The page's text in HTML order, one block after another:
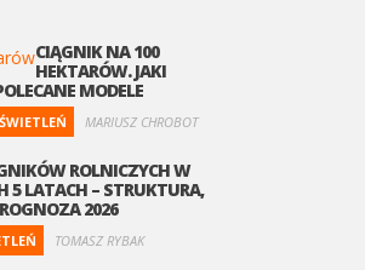
CIĄGNIK NA 100
HEKTARÓW. JAKI
MODELE
MARIUSZ CHROBOT
ROLNICZYCH W
5 LATACH – STRUKTURA,
2026
TOMASZ RYBAK